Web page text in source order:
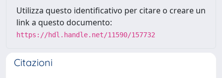
Utilizza questo identificativo per citare o creare un
link a questo documento:
https://hdl.handle.net/11590/157732
Citazioni